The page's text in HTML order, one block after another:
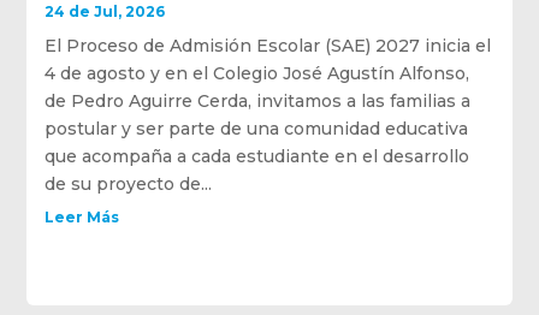
24 de Jul, 2026
El Proceso de Admisión Escolar (SAE) 2027 inicia el
4 de agosto y en el Colegio José Agustín Alfonso,
de Pedro Aguirre Cerda, invitamos a las familias a
postular y ser parte de una comunidad educativa
que acompaña a cada estudiante en el desarrollo
de su proyecto de...
Leer Más